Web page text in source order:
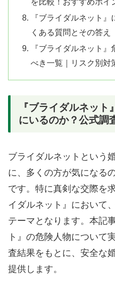
『ブライダルネット
くある質問とその答え
『ブライダルネット
べき一覧｜リスク別対
『ブライダルネッ
にいるのか？公式調
ブライダルネットという
に、多くの方が気になる
です。特に真剣な交際を
イダルネット』において
テーマとなります。本記
ト』の危険人物について
査結果をもとに、安全な
提供します。